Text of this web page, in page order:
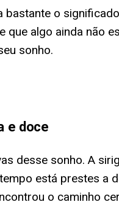
o
que algo ainda não
sonho.
e doce
desse sonho. A
está prestes a
o caminho